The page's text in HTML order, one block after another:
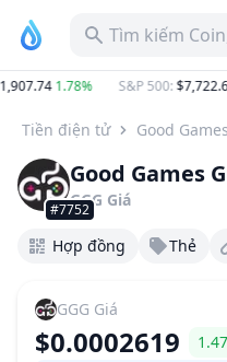
Tìm kiếm
1.78% S&P 500:$7,722.62
Tiền điện tử Good
#7752
Good Games
GGG Giá
Hợp đồng Thẻ
GGG Giá
$0.0002619